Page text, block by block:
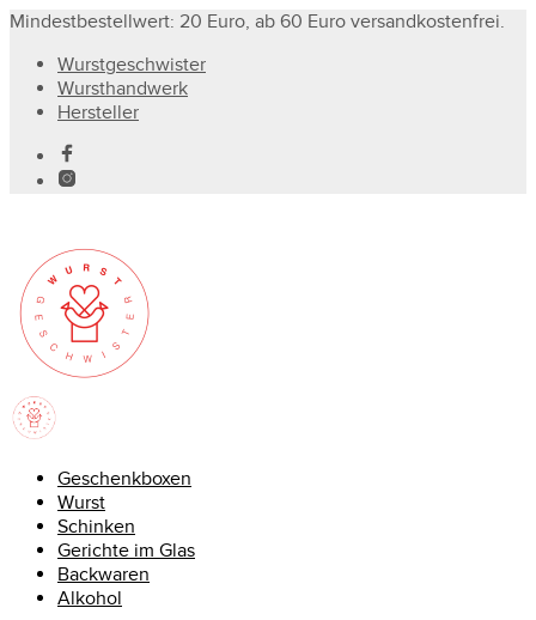
Mindestbestellwert: 20 Euro, ab 60 Euro versandkostenfrei.
Wurstgeschwister
Wursthandwerk
Hersteller
Geschenkboxen
Wurst
Schinken
Gerichte im Glas
Backwaren
Alkohol